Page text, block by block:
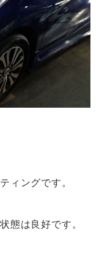
ィングです。
態は良好です。